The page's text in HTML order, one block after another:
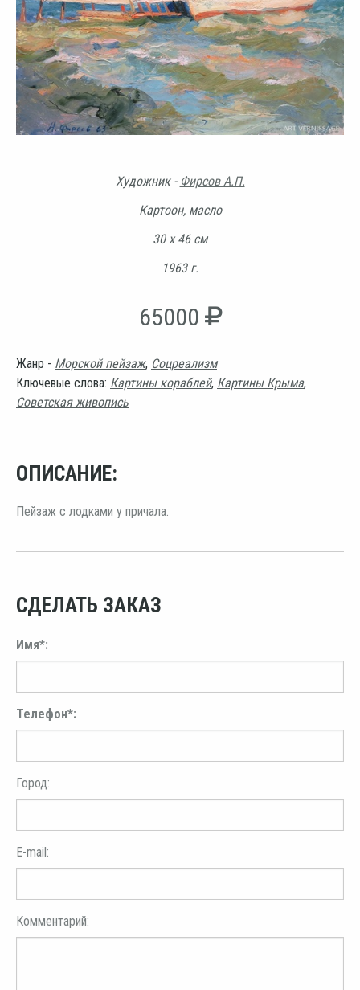
Художник - Фирсов А.П.
Картоон, масло
30 х 46 см
1963 г.
65000
Жанр - Морской пейзаж, Соцреализм
Ключевые слова: Картины кораблей, Картины Крыма,
Советская живопись
ОПИСАНИЕ:
Пейзаж с лодками у причала.
СДЕЛАТЬ ЗАКАЗ
Имя*:
Телефон*:
Город:
E-mail:
Комментарий: